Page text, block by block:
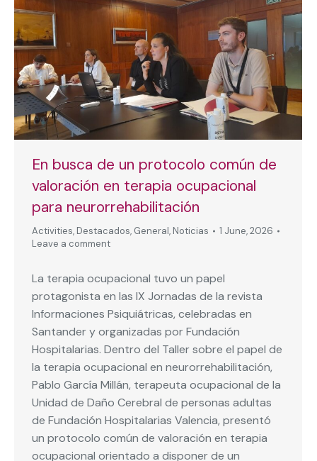
En busca de un protocolo común de
valoración en terapia ocupacional
para neurorrehabilitación
Activities, Destacados, General, Noticias
1 June, 2026
Leave a comment
La terapia ocupacional tuvo un papel
protagonista en las IX Jornadas de la revista
Informaciones Psiquiátricas, celebradas en
Santander y organizadas por Fundación
Hospitalarias. Dentro del Taller sobre el papel de
la terapia ocupacional en neurorrehabilitación,
Pablo García Millán, terapeuta ocupacional de la
Unidad de Daño Cerebral de personas adultas
de Fundación Hospitalarias Valencia, presentó
un protocolo común de valoración en terapia
ocupacional orientado a disponer de un